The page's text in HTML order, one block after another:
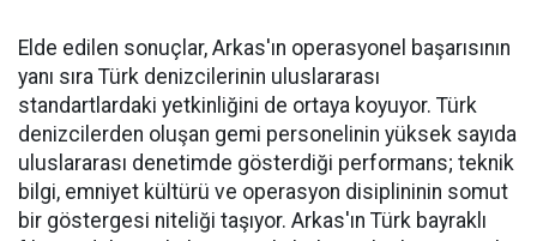
Elde edilen sonuçlar, Arkas'ın operasyonel başarısının
yanı sıra Türk denizcilerinin uluslararası
standartlardaki yetkinliğini de ortaya koyuyor. Türk
denizcilerden oluşan gemi personelinin yüksek sayıda
uluslararası denetimde gösterdiği performans; teknik
bilgi, emniyet kültürü ve operasyon disiplininin somut
bir göstergesi niteliği taşıyor. Arkas'ın Türk bayraklı